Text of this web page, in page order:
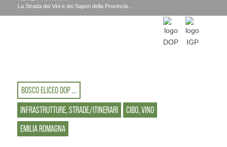
La Strada dei Vini e dei Sapori della Provincia...
BOSCO ELICEO DOP ...
INFRASTRUTTURE, STRADE/ITINERARI
CIBO, VINO
EMILIA ROMAGNA